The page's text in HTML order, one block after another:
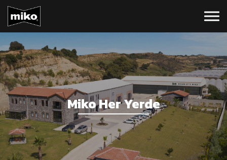
Miko Her Yerde